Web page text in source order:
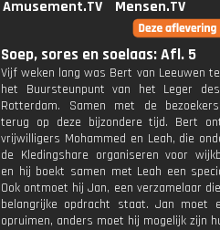
Amusement.TV
Mensen.TV
Soep, sores en soelaas: Afl. 5
Vijf weken lang was Bert van Leeuwen
het Buursteunpunt van het Leger
Rotterdam. Samen met de
terug op deze bijzondere tijd. Bert
vrijwilligers Mohammed en Leah, die
de Kledingshare organiseren voor
en hij boekt samen met Leah een
Ook ontmoet hij Jan, een verzamelaar
belangrijke opdracht staat. Jan moet
opruimen, anders moet hij mogelijk zijn